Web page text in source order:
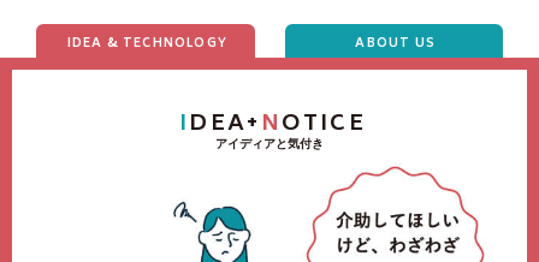
IDEA & TECHNOLOGY ABOUT US
IDEA+NOTICE
アイディアと気付き